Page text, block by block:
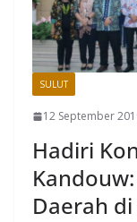
SULUT
12 September
Hadiri
Daerah